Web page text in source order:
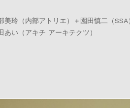
美玲（内部アトリエ）＋園田慎二（SSA
あい（アキチ アーキテクツ）